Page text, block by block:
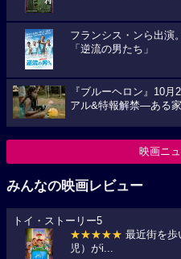
フランシス・ンら出演
「逆流の男たち」
『ブルーヘロン』10
アル&特報解禁―ある
映画ニ
みんなの映画レビュー
トイ・ストーリー5
★★★★★ 最近街を歩
児）がi...